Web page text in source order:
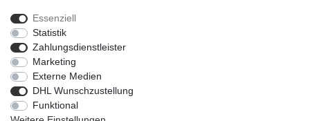
Impressum
Barrierefreiheitserklärung
Essenziell
Statistik
Zahlungsdienstleister
Marketing
Externe Medien
DHL Wunschzustellung
Funktional